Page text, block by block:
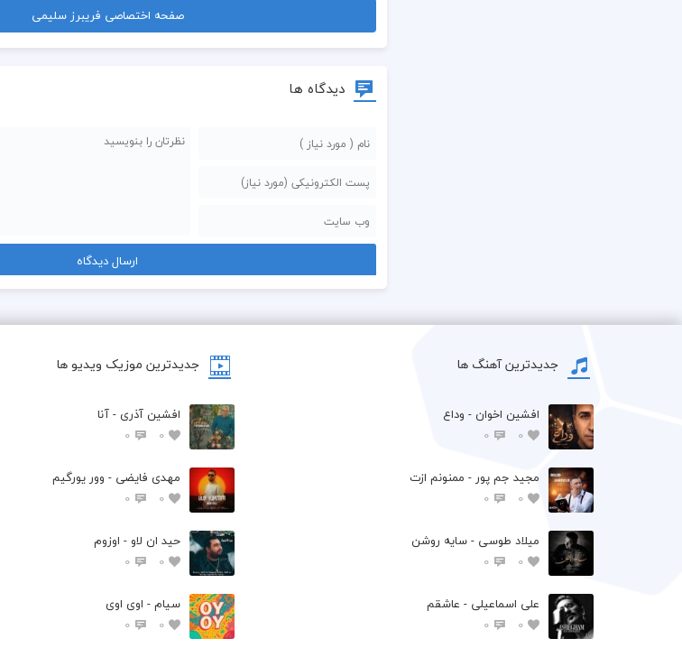
صفحه اختصاصی فريبرز سليمى
دیدگاه ها
جدیدترین آهنگ ها
افشين اخوان - وداع
0
0
مجید جم پور - ممنونم ازت
0
0
میلاد طوسی - سایه روشن
0
0
علی اسماعیلی - عاشقم
0
0
جدیدترین موزیک ویدیو ها
افشین آذری - آنا
0
0
مهدی فایضی - وور یورگیم
0
0
حید ان لاو - اوزوم
0
0
سیام - اوی اوی
0
0